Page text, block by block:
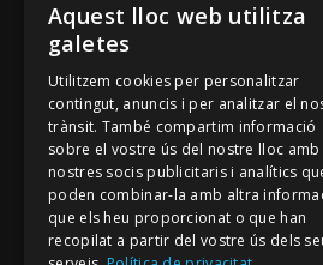
Cançoner
Tradicionari
Arxiu Oral
Contacte
Segueix-nos
Mallorca Oral, un projecte de
Aquest lloc web utilitza
galetes
Utilitzem cookies per personalitzar
contingut, anuncis i per analitzar el
trànsit. També compartim informació
sobre el vostre ús del nostre lloc amb
nostres socis publicitaris i analítics
poden combinar-la amb altra
que els heu proporcionat o que han
recopilat a partir del vostre ús dels